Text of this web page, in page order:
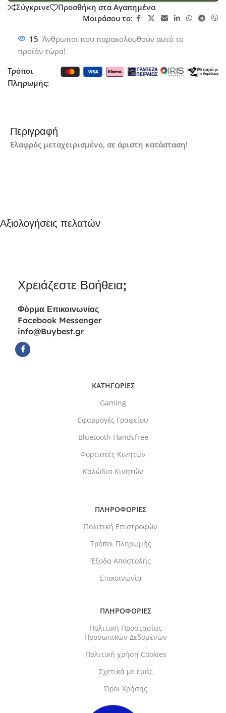
Σύγκρινε
Προσθήκη στα Αγαπημένα
Μοιράσου το:
15 Άνθρωποι που παρακολουθούν αυτό το
προϊόν τώρα!
Τρόποι
Πληρωμής:
Περιγραφή
Ελαφρός μεταχειρισμένο, σε άριστη κατάσταση!
Αξιολογήσεις πελατών
Χρειάζεστε Βοήθεια;
Φόρμα Επικοινωνίας
Facebook Messenger
info@Buybest.gr
ΚΑΤΗΓΟΡΙΕΣ
Gaming
Εφαρμογές Γραφείου
Bluetooth Handsfree
Φορτιστές Κινητών
Καλώδια Κινητών
ΠΛΗΡΟΦΟΡΙΕΣ
Πολιτική Επιστροφών
Τρόποι Πληρωμής
Έξοδα Αποστολής
Επικοινωνία
ΠΛΗΡΟΦΟΡΙΕΣ
Πολιτική Προστασίας
Προσωπικών Δεδομένων
Πολιτική χρήση Cookies
Σχετικά με εμάς
Όροι Χρήσης